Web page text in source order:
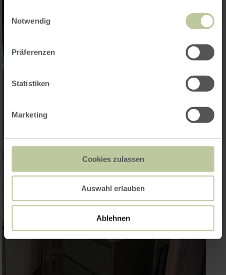
Notwendig
Präferenzen
Statistiken
Marketing
Cookies zulassen
Auswahl erlauben
Ablehnen